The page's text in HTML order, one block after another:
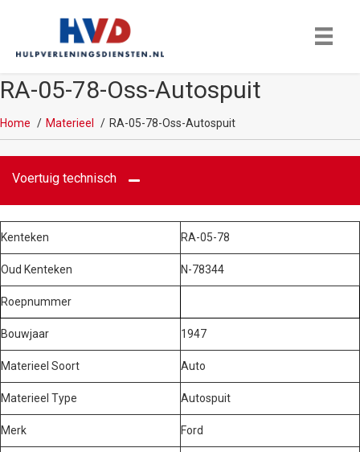
RA-05-78-Oss-Autospuit
Home Materieel RA-05-78-Oss-Autospuit
Voertuig technisch
Kenteken RA-05-78
Oud Kenteken N-78344
Roepnummer
Bouwjaar 1947
Materieel Soort Auto
Materieel Type Autospuit
Merk Ford